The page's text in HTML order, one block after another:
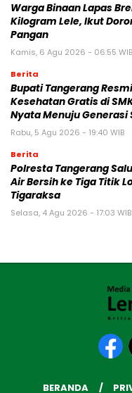
Warga Binaan Lapas
Kilogram Lele, Ikut
Pangan
Kamis, 6 Agu 2026 - 06:55 WIB
Berita
‎Bupati Tangerang
Kesehatan Gratis di
Nyata Menuju Generasi
Rabu, 5 Agu 2026 - 19:40 WIB
Berita
Polresta Tangerang
Air Bersih ke Tiga Titik
Tigaraksa
Selasa, 4 Agu 2026 - 17:03 WIB
BERANDA